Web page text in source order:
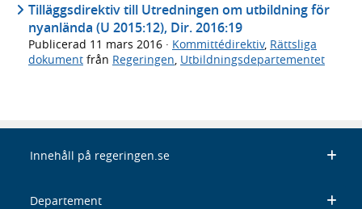
Tilläggsdirektiv till Utredningen om utbildning för
nyanlända (U 2015:12), Dir. 2016:19
Publicerad 11 mars 2016 · Kommittédirektiv, Rättsliga
dokument från Regeringen, Utbildningsdepartementet
Innehåll på regeringen.se
Departement